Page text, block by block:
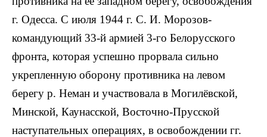
г. Одесса. С июля 1944 г. С. И. Морозов-
командующий 33-й армией 3-го Белорусского
фронта, которая успешно прорвала сильно
укрепленную оборону противника на левом
берегу р. Неман и участвовала в Могилёвской,
Минской, Каунасской, Восточно-Прусской
наступательных операциях, в освобождении гг.